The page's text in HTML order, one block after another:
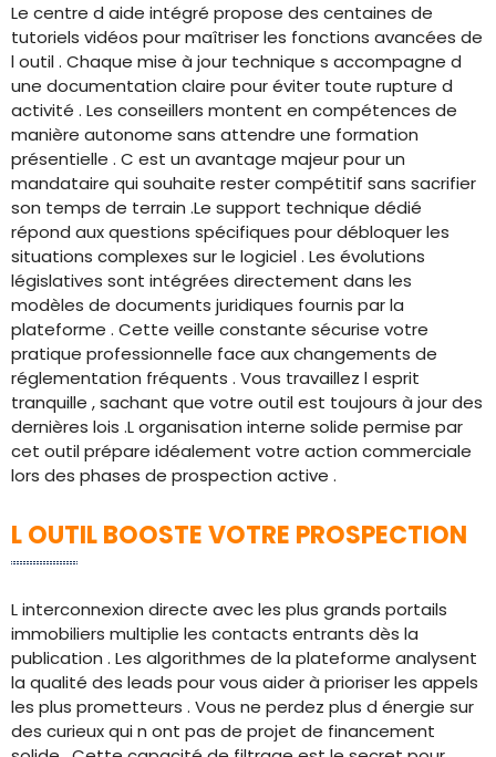
Le centre d aide intégré propose des centaines de
tutoriels vidéos pour maîtriser les fonctions avancées de
l outil . Chaque mise à jour technique s accompagne d
une documentation claire pour éviter toute rupture d
activité . Les conseillers montent en compétences de
manière autonome sans attendre une formation
présentielle . C est un avantage majeur pour un
mandataire qui souhaite rester compétitif sans sacrifier
son temps de terrain .Le support technique dédié
répond aux questions spécifiques pour débloquer les
situations complexes sur le logiciel . Les évolutions
législatives sont intégrées directement dans les
modèles de documents juridiques fournis par la
plateforme . Cette veille constante sécurise votre
pratique professionnelle face aux changements de
réglementation fréquents . Vous travaillez l esprit
tranquille , sachant que votre outil est toujours à jour des
dernières lois .L organisation interne solide permise par
cet outil prépare idéalement votre action commerciale
lors des phases de prospection active .
L OUTIL BOOSTE VOTRE PROSPECTION
L interconnexion directe avec les plus grands portails
immobiliers multiplie les contacts entrants dès la
publication . Les algorithmes de la plateforme analysent
la qualité des leads pour vous aider à prioriser les appels
les plus prometteurs . Vous ne perdez plus d énergie sur
des curieux qui n ont pas de projet de financement